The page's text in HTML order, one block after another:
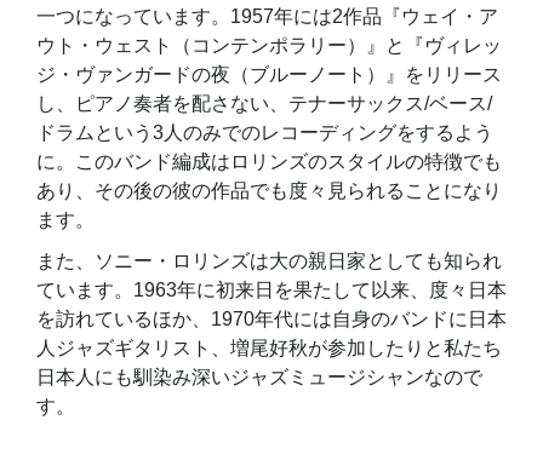
一つになっています。1957年には2作品『ウェイ・ア
ウト・ウェスト（コンテンポラリー）』と『ヴィレッ
ジ・ヴァンガードの夜（ブルーノート）』をリリース
し、ピアノ奏者を配さない、テナーサックス/ベース/
ドラムという3人のみでのレコーディングをするよう
に。このバンド編成はロリンズのスタイルの特徴でも
あり、その後の彼の作品でも度々見られることになり
ます。
また、ソニー・ロリンズは大の親日家としても知られ
ています。1963年に初来日を果たして以来、度々日本
を訪れているほか、1970年代には自身のバンドに日本
人ジャズギタリスト、増尾好秋が参加したりと私たち
日本人にも馴染み深いジャズミュージシャンなので
す。